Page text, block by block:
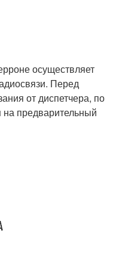
осуществляет
Перед
от диспетчера, по
предварительный